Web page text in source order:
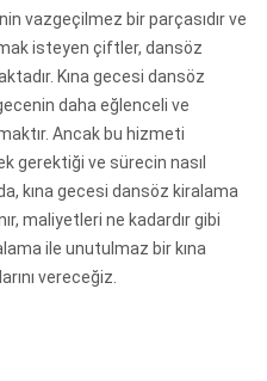
vazgeçilmez bir parçasıdır ve
isteyen çiftler, dansöz
Kına gecesi dansöz
daha eğlenceli ve
Ancak bu hizmeti
gerektiği ve sürecin nasıl
kına gecesi dansöz kiralama
maliyetleri ne kadardır gibi
ile unutulmaz bir kına
vereceğiz.